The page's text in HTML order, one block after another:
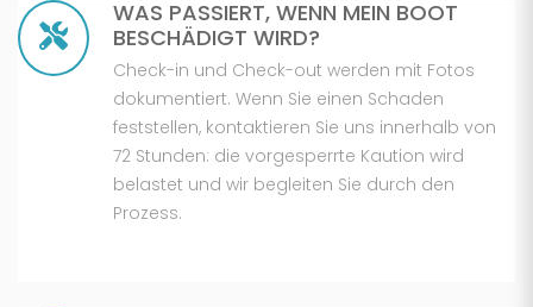
WAS PASSIERT, WENN MEIN BOOT
BESCHÄDIGT WIRD?
Check-in und Check-out werden mit Fotos
dokumentiert. Wenn Sie einen Schaden
feststellen, kontaktieren Sie uns innerhalb von
72 Stunden: die vorgesperrte Kaution wird
belastet und wir begleiten Sie durch den
Prozess.